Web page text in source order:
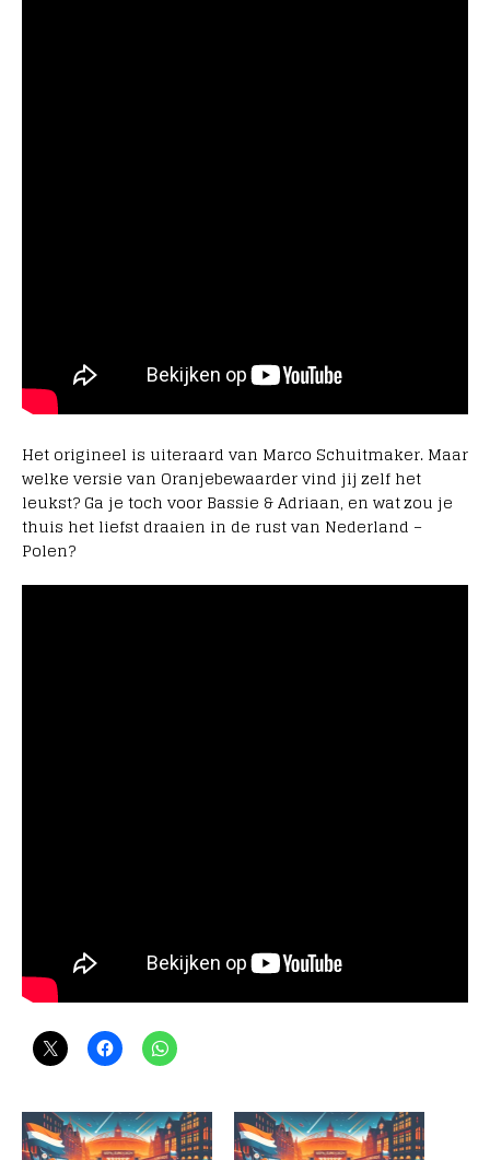
Het origineel is uiteraard van Marco Schuitmaker. Maar
welke versie van Oranjebewaarder vind jij zelf het
leukst? Ga je toch voor Bassie & Adriaan, en wat zou je
thuis het liefst draaien in de rust van Nederland –
Polen?